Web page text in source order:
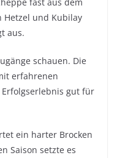
Hetzel und Kubilay
aus.
schauen. Die
erfahrenen
gut für
ein harter Brocken
Saison setzte es